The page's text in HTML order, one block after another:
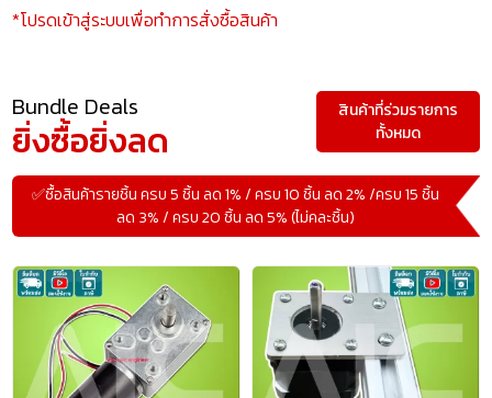
*โปรดเข้าสู่ระบบเพื่อทำการสั่งซื้อสินค้า
Bundle Deals
ยิ่งซื้อยิ่งลด
✅ซื้อสินค้ารายชิ้น ครบ 5 ชิ้น ลด 1% / ครบ 10 ชิ้น ลด 2% /ครบ 15 ชิ้น
ลด 3% / ครบ 20 ชิ้น ลด 5% (ไม่คละชิ้น)
สินค้าที่ร่วมรายการ
ทั้งหมด